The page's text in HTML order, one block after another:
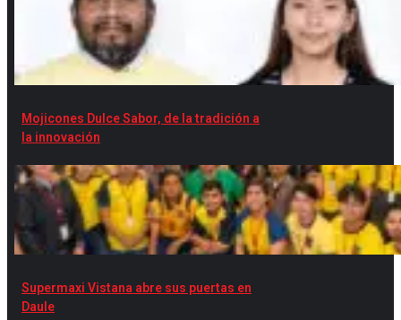
Mojicones Dulce Sabor, de la tradición a
la innovación
Supermaxi Vistana abre sus puertas en
Daule